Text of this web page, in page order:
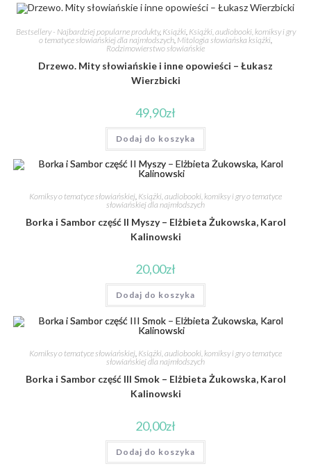
Bestsellery - Najbardziej popularne produkty, Książki, Książki, audiobooki, komiksy i gry
o tematyce słowiańskiej dla najmłodszych Mitologia słowiańska książki
Rodzimowierstwo słowiańskie
Drzewo. Mity słowiańskie i inne opowieści – Łukasz
Wierzbicki
49,90zł
Dodaj do koszyka
Komiksy o tematyce słowiańskiej, Książki, audiobooki, komiksy i gry o tematyce
słowiańskiej dla najmłodszych
Borka i Sambor część II Myszy – Elżbieta Żukowska, Karol
Kalinowski
20,00zł
Dodaj do koszyka
Komiksy o tematyce słowiańskiej Książki, audiobooki, komiksy i gry o tematyce
słowiańskiej dla najmłodszych
Borka i Sambor część III Smok – Elżbieta Żukowska, Karol
Kalinowski
20,00zł
Dodaj do koszyka